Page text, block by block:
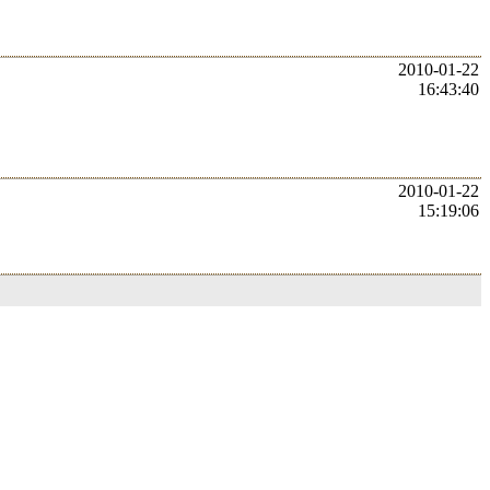
2010-01-22
16:43:40
2010-01-22
15:19:06